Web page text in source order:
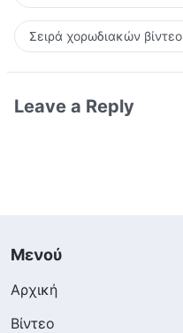
Σειρά χορωδιακών βίντεο
Leave a Reply
Μενού
Αρχική
Βίντεο